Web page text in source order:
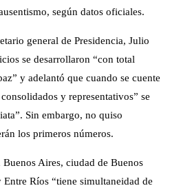
según datos oficiales.
general de Presidencia, Julio
se desarrollaron “con total
y adelantó que cuando se cuente
y representativos” se
Sin embargo, no quiso
los primeros números.
Aires, ciudad de Buenos
Ríos “tiene simultaneidad de